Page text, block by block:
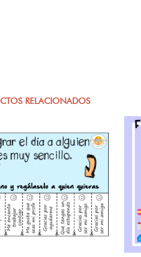
RELACIONADOS